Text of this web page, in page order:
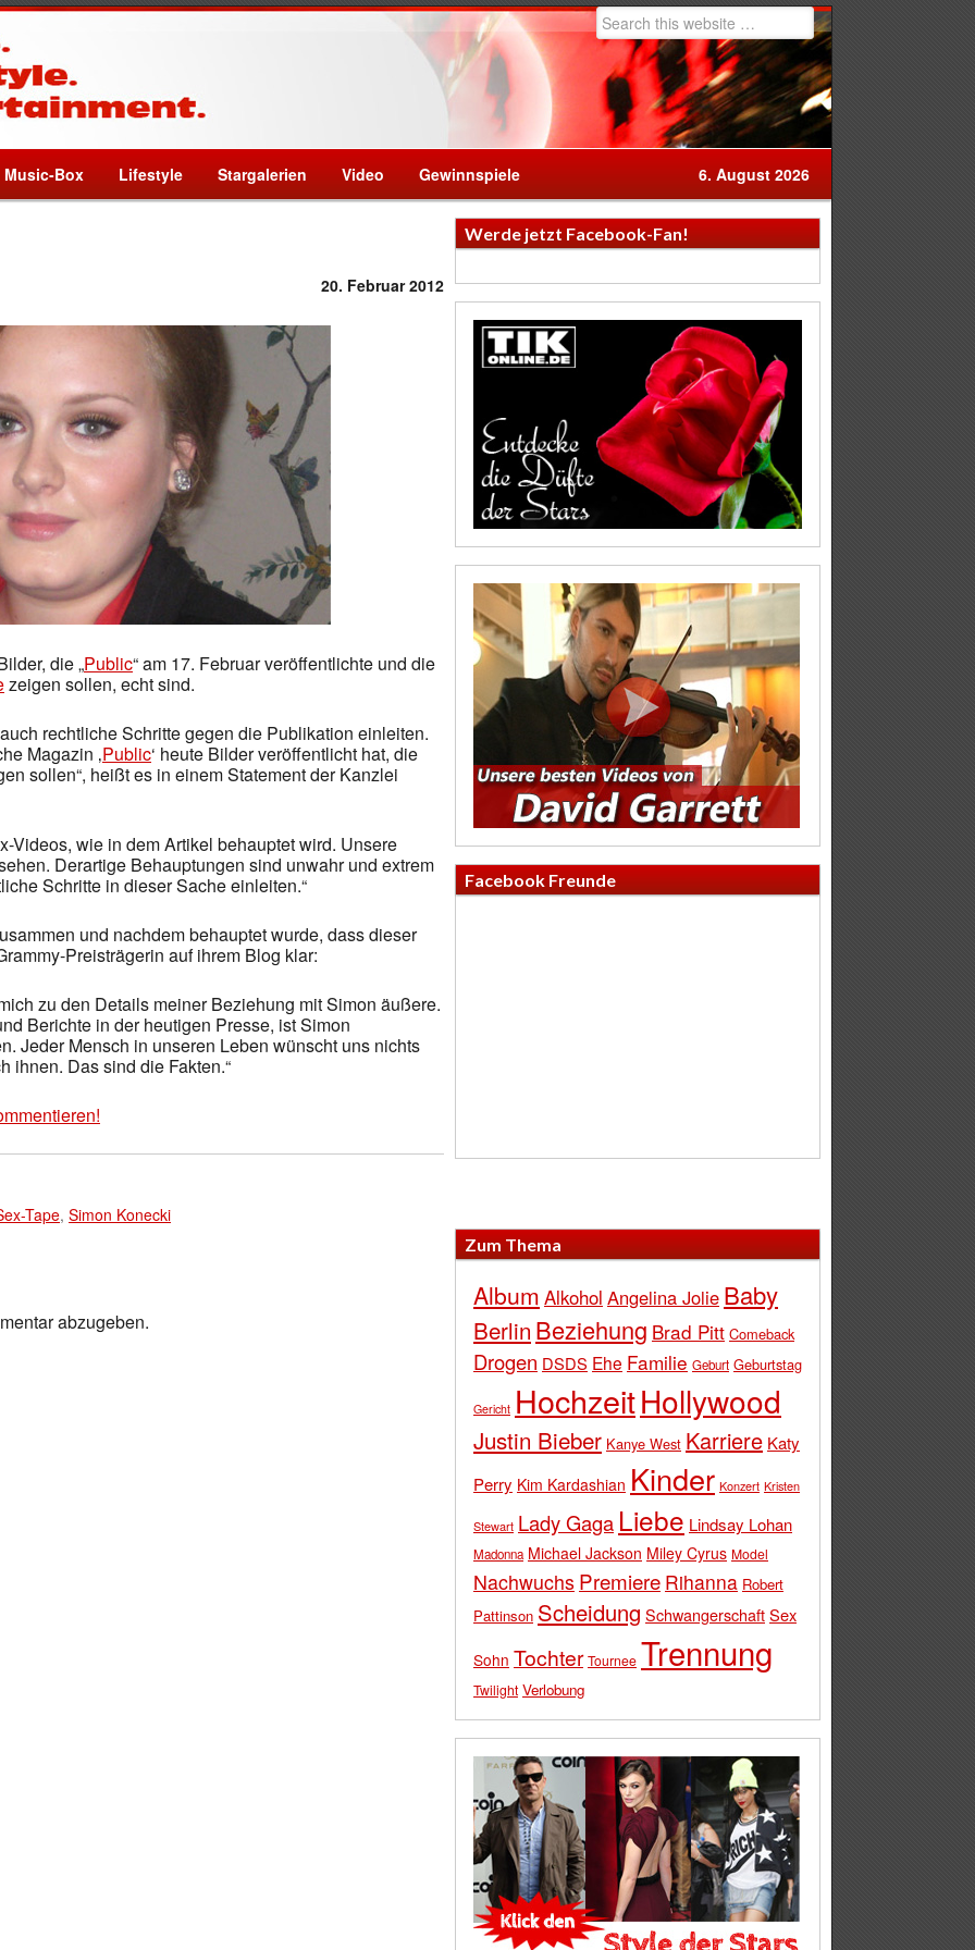
Music-Box Lifestyle Stargalerien Video Gewinnspiele 6. August 2026
20. Februar 2012
die „Public“ am 17. Februar veröffentlichte und die
zeigen sollen, echt sind.
rechtliche Schritte gegen die Publikation einleiten.
Magazin ‚Public‘ heute Bilder veröffentlicht hat, die
sollen“, heißt es in einem Statement der Kanzlei
Videos, wie in dem Artikel behauptet wird. Unsere
Derartige Behauptungen sind unwahr und extrem
Schritte in dieser Sache einleiten.“
und nachdem behauptet wurde, dass dieser
Preisträgerin auf ihrem Blog klar:
zu den Details meiner Beziehung mit Simon äußere.
Berichte in der heutigen Presse, ist Simon
Jeder Mensch in unseren Leben wünscht uns nichts
ihnen. Das sind die Fakten.“
Tape, Simon Konecki
abzugeben.
Werde jetzt Facebook-Fan!
Facebook Freunde
Zum Thema
Album Alkohol Angelina Jolie Baby
Berlin Beziehung Brad Pitt Comeback
Drogen DSDS Ehe Familie Geburt Geburtstag
Gericht HochzeitHollywood
Justin Bieber Kanye West Karriere Katy
Perry Kim Kardashian Kinder Konzert Kristen
Stewart Lady Gaga Liebe Lindsay Lohan
Madonna Michael Jackson Miley Cyrus Model
Nachwuchs Premiere Rihanna Robert
Pattinson Scheidung SchwangerschaftSex
Sohn Tochter Tournee Trennung
Twilight Verlobung